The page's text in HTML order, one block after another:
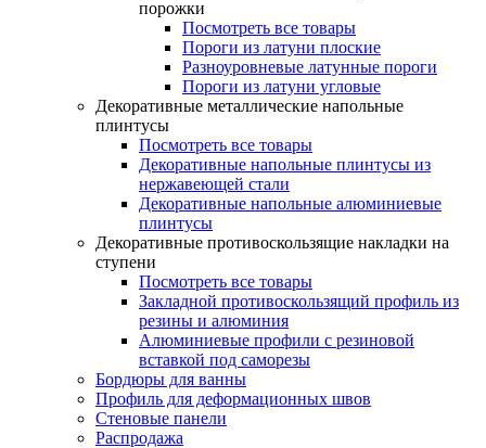
порожки
Посмотреть все товары
Пороги из латуни плоские
Разноуровневые латунные пороги
Пороги из латуни угловые
Декоративные металлические напольные
плинтусы
Посмотреть все товары
Декоративные напольные плинтусы из
нержавеющей стали
Декоративные напольные алюминиевые
плинтусы
Декоративные противоскользящие накладки на
ступени
Посмотреть все товары
Закладной противоскользящий профиль из
резины и алюминия
Алюминиевые профили с резиновой
вставкой под саморезы
Бордюры для ванны
Профиль для деформационных швов
Стеновые панели
Распродажа